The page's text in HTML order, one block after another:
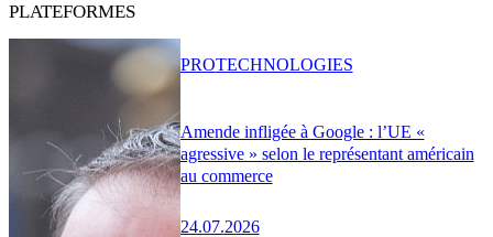
PLATEFORMES
Amende infligée à Google : l’UE «
agressive » selon le représentant américain
au commerce
24.07.2026
PROTECHNOLOGIES